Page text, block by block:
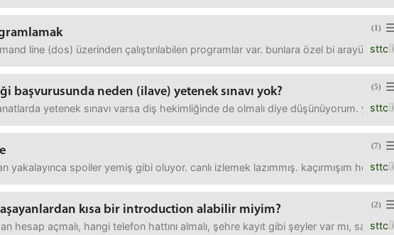
(1)
sttc
line (dos) üzerinden çalıştırılabilen programlar var. bunlara özel bi arayüz
(5)
başvurusunda neden (ilave) yetenek sınavı yok?
sttc
yetenek sınavı varsa diş hekimliğinde de olmalı diye düşünüyorum.
(7)
sttc
yakalayınca spoiler yemiş gibi oluyor. canlı izlemek lazımmış. kaçırmışım
(2)
kısa bir introduction alabilir miyim?
sttc
hesap açmalı, hangi telefon hattını almalı, şehre kayıt gibi şeyler var mı,